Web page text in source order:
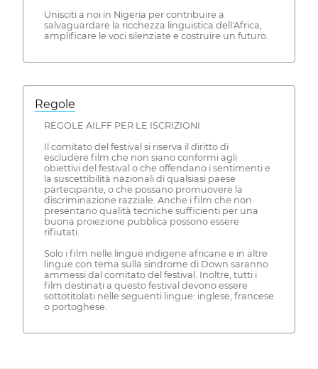
Unisciti a noi in Nigeria per contribuire a
salvaguardare la ricchezza linguistica dell'Africa,
amplificare le voci silenziate e costruire un futuro.
Regole
REGOLE AILFF PER LE ISCRIZIONI
Il comitato del festival si riserva il diritto di
escludere film che non siano conformi agli
obiettivi del festival o che offendano i sentimenti e
la suscettibilità nazionali di qualsiasi paese
partecipante, o che possano promuovere la
discriminazione razziale. Anche i film che non
presentano qualità tecniche sufficienti per una
buona proiezione pubblica possono essere
rifiutati.
Solo i film nelle lingue indigene africane e in altre
lingue con tema sulla sindrome di Down saranno
ammessi dal comitato del festival. Inoltre, tutti i
film destinati a questo festival devono essere
sottotitolati nelle seguenti lingue: inglese, francese
o portoghese.